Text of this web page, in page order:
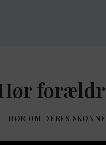
HØR OM DERES